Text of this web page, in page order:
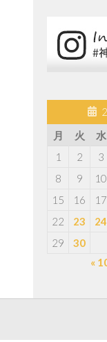
月
火 水
1
2 3
8
9 10
15
16 17
22
23 24
29
30
«